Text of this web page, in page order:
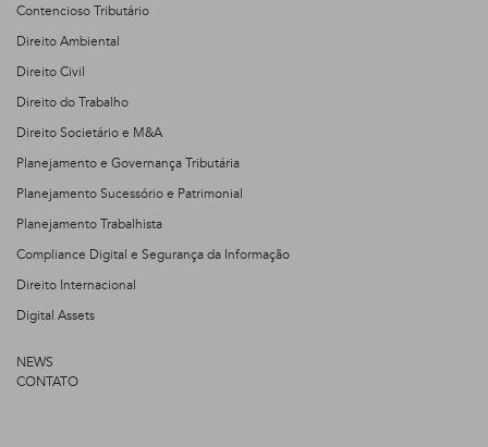
Contencioso Tributário
Direito Ambiental
Direito Civil
Direito do Trabalho
Direito Societário e M&A
Planejamento e Governança Tributária
Planejamento Sucessório e Patrimonial
Planejamento Trabalhista
Compliance Digital e Segurança da Informação
Direito Internacional
Digital Assets
NEWS
CONTATO